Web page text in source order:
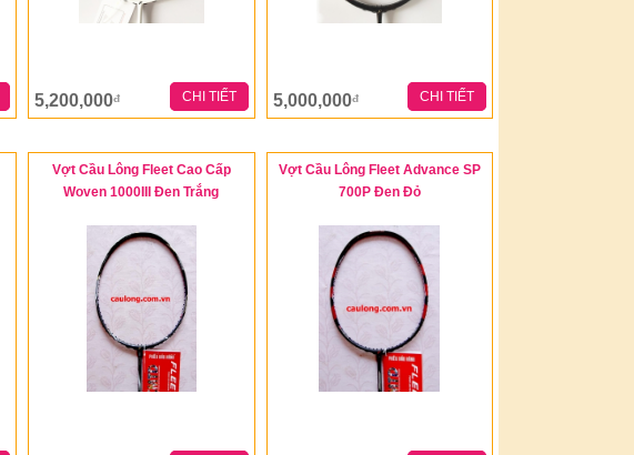
5,200,000đ CHI TIẾT 5,000,000đ CHI TIẾT
Vợt Cầu Lông Fleet Cao Cấp
Woven 1000III Đen Trắng
Vợt Cầu Lông Fleet Advance SP
700P Đen Đỏ